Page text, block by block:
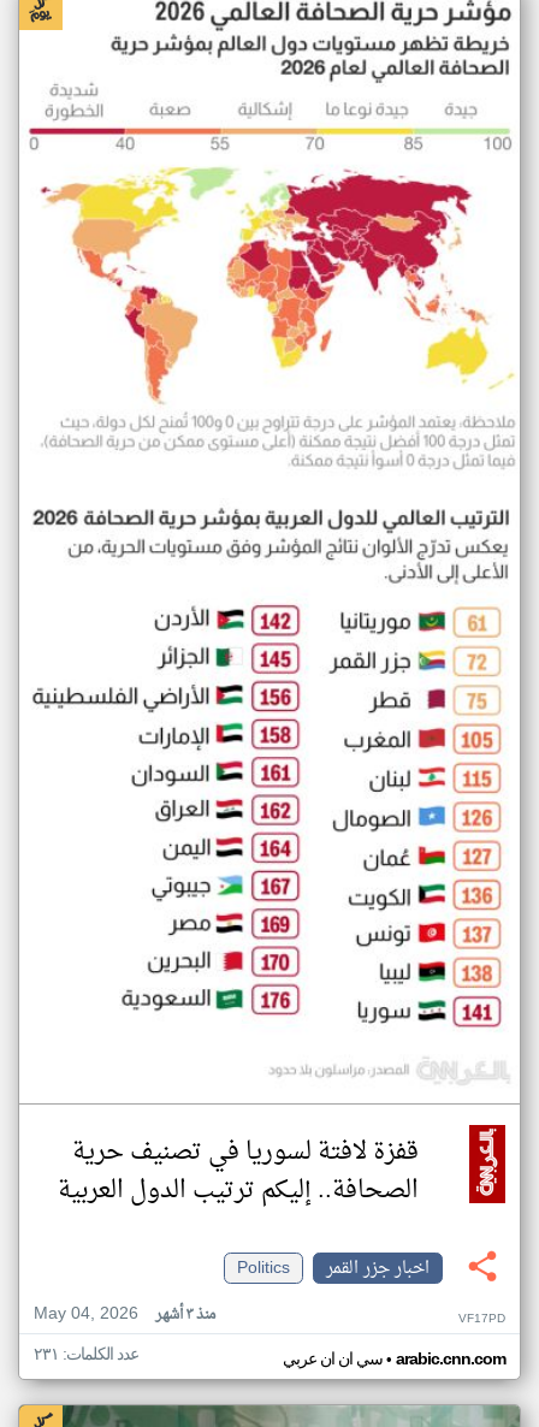
قفزة لافتة لسوريا في تصنيف حرية
الصحافة.. إليكم ترتيب الدول العربية
اخبار جزر القمر
Politics
May 04, 2026
منذ ٣ أشهر VF17PD
سي ان ان عربي• arabic.cnn.com عدد الكلمات: ٢٣١